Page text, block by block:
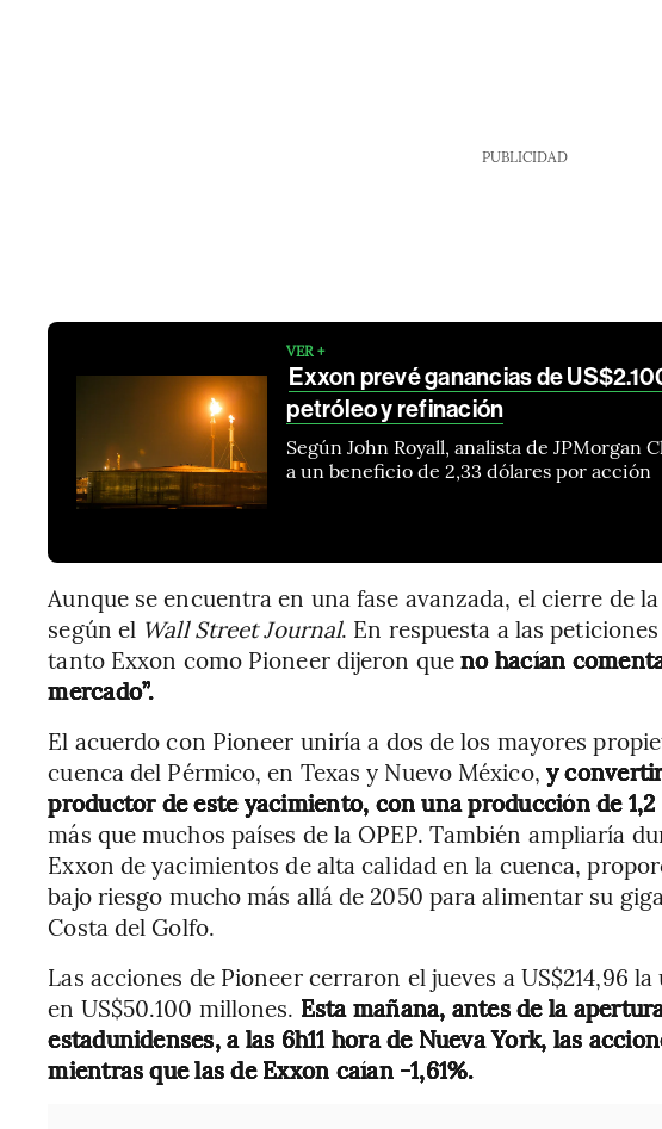
PUBLICIDAD
VER +
Exxon prevé ganancias de
petróleo y refinación
Según John Royall, analista de JPMorgan
a un beneficio de 2,33 dólares por acción
Aunque se encuentra en una fase avanzada, el cierre de
según el Wall Street Journal. En respuesta a las
tanto Exxon como Pioneer dijeron queno hacían
mercado”.
El acuerdo con Pioneer uniría a dos de los mayores
cuenca del Pérmico, en Texas y Nuevo México, y
productor de este yacimiento, con una producción de
más que muchos países de la OPEP. También ampliaría
Exxon de yacimientos de alta calidad en la cuenca,
bajo riesgo mucho más allá de 2050 para alimentar su
Costa del Golfo.
Las acciones de Pioneer cerraron el jueves a US$214,96
en US$50.100 millones. Esta mañana, antes de la
estadunidenses, a las 6h11 hora de Nueva York, las
mientras que las de Exxon caían -1,61%.